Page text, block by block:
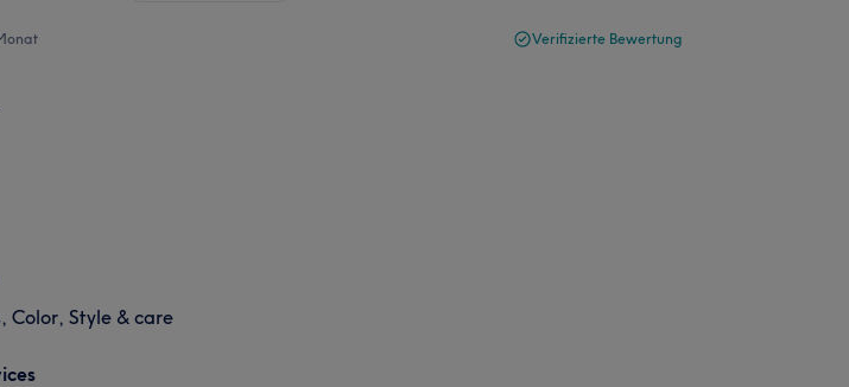
Verifizierte Bewertung
Color, Style & care